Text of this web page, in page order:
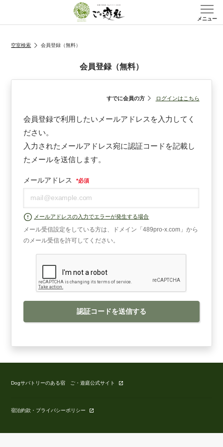
メニュー
空室検索 会員登録（無料）
会員登録（無料）
すでに会員の方 ログインはこちら
会員登録で利用したいメールアドレスを入力してく
ださい。
入力されたメールアドレス宛に認証コードを記載し
たメールを送信します。
メールアドレス *必須
メールアドレスの入力でエラーが発生する場合
メール受信設定をしている方は、ドメイン「489pro-x.com」から
のメール受信を許可してください。
認証コードを送信する
Dogサバトリーのある宿 ご・遊庭公式サイト
宿泊約款・プライバシーポリシー